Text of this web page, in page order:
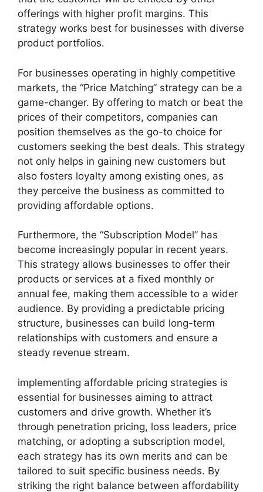
offerings with higher profit margins. This
strategy works best for businesses with diverse
product portfolios.
For businesses operating in highly competitive
markets, the “Price Matching” strategy can be a
game-changer. By offering to match or beat the
prices of their competitors, companies can
position themselves as the go-to choice for
customers seeking the best deals. This strategy
not only helps in gaining new customers but
also fosters loyalty among existing ones, as
they perceive the business as committed to
providing affordable options.
Furthermore, the “Subscription Model” has
become increasingly popular in recent years.
This strategy allows businesses to offer their
products or services at a fixed monthly or
annual fee, making them accessible to a wider
audience. By providing a predictable pricing
structure, businesses can build long-term
relationships with customers and ensure a
steady revenue stream.
implementing affordable pricing strategies is
essential for businesses aiming to attract
customers and drive growth. Whether it’s
through penetration pricing, loss leaders, price
matching, or adopting a subscription model,
each strategy has its own merits and can be
tailored to suit specific business needs. By
striking the right balance between affordability